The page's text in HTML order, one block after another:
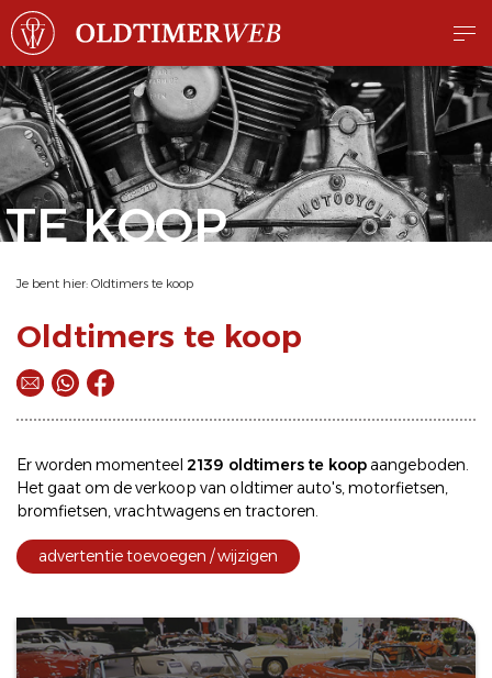
TE KOOP
Je bent hier: Oldtimers te koop
Oldtimers te koop
Er worden momenteel 2139 oldtimers te koopaangeboden.
Het gaat om deverkoop van oldtimerauto's,motorfietsen,
bromfietsen,vrachtwagens en tractoren.
advertentie toevoegen / wijzigen